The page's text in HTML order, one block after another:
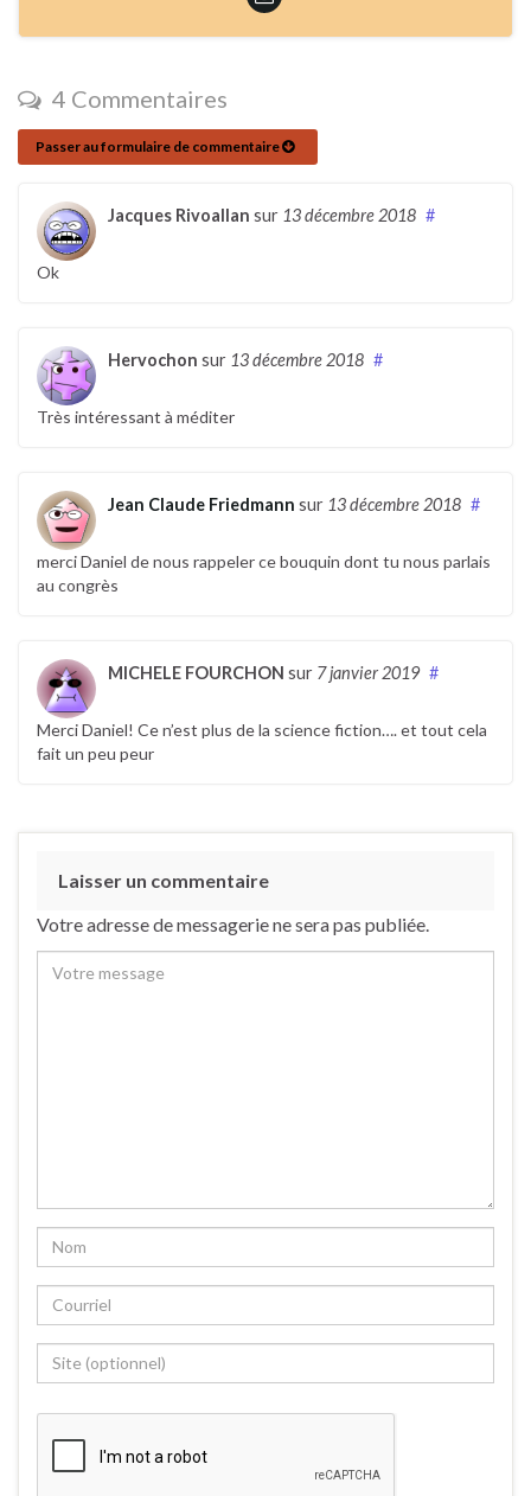
4 Commentaires
Passer au formulaire de commentaire
Jacques Rivoallan sur 13 décembre 2018 #
Ok
Hervochon sur 13 décembre 2018 #
Très intéressant à méditer
Jean Claude Friedmann sur 13 décembre 2018 #
merci Daniel de nous rappeler ce bouquin dont tu nous parlais
au congrès
MICHELE FOURCHON sur 7 janvier 2019 #
Merci Daniel! Ce n’est plus de la science fiction…. et tout cela
fait un peu peur
Laisser un commentaire
Votre adresse de messagerie ne sera pas publiée.